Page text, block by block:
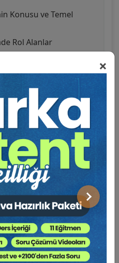
×
Sonraki
Konusu ve Temel
Rol Alanlar
Adli Tatil ve Bilgi İsteme
- %15)
ve Başlangıç